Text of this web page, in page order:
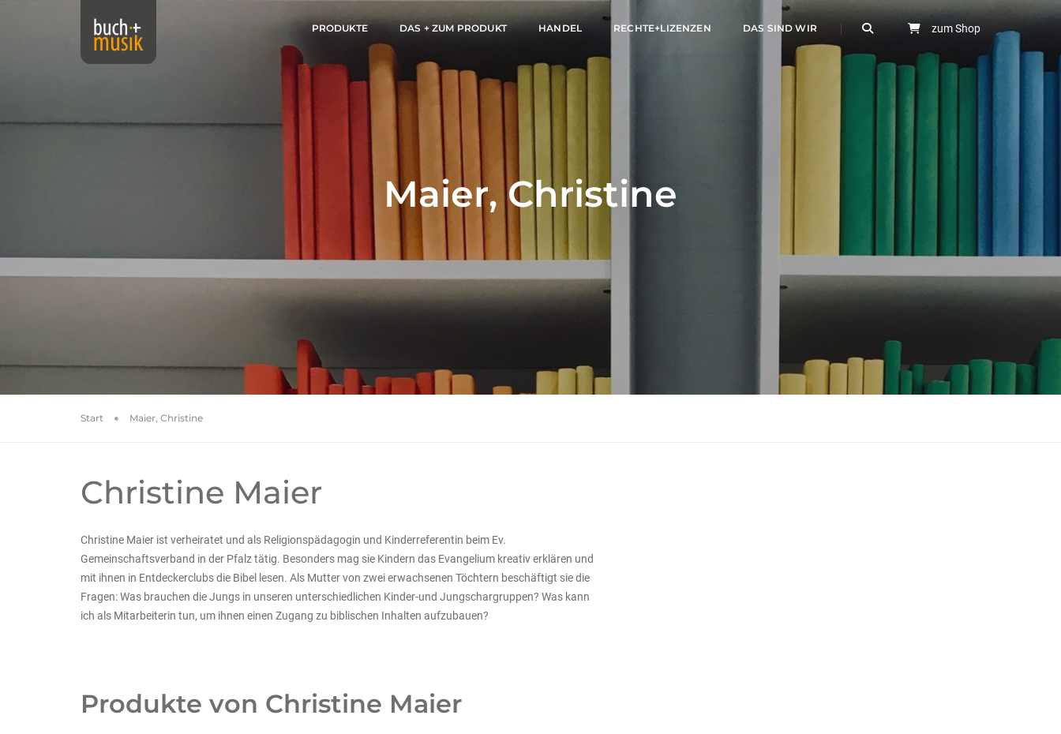
PRODUKTE DAS + ZUM PRODUKT HANDEL RECHTE+LIZENZEN DAS SIND WIR zum Shop
Maier, Christine
Start Maier, Christine
Christine Maier
Christine Maier ist verheiratet und als Religionspädagogin und Kinderreferentin beim Ev.
Gemeinschaftsverband in der Pfalz tätig. Besonders mag sie Kindern das Evangelium kreativ erklären und
mit ihnen in Entdeckerclubs die Bibel lesen. Als Mutter von zwei erwachsenen Töchtern beschäftigt sie die
Fragen: Was brauchen die Jungs in unseren unterschiedlichen Kinder-und Jungschargruppen? Was kann
ich als Mitarbeiterin tun, um ihnen einen Zugang zu biblischen Inhalten aufzubauen?
Produkte von Christine Maier